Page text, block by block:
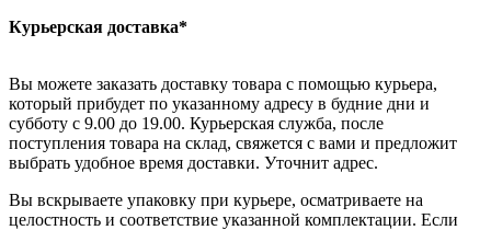
Курьерская доставка*
Вы можете заказать доставку товара с помощью курьера,
который прибудет по указанному адресу в будние дни и
субботу с 9.00 до 19.00. Курьерская служба, после
поступления товара на склад, свяжется с вами и предложит
выбрать удобное время доставки. Уточнит адрес.
Вы вскрываете упаковку при курьере, осматриваете на
целостность и соответствие указанной комплектации. Если